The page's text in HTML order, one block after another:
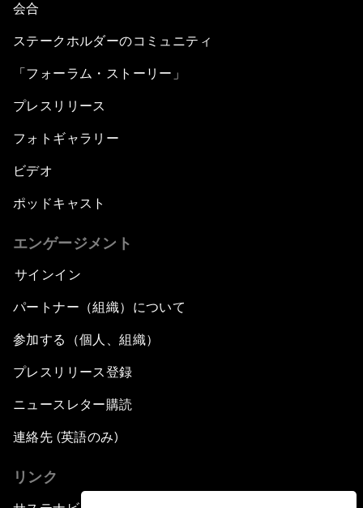
会合
ステークホルダーのコミュニティ
「フォーラム・ストーリー」
プレスリリース
フォトギャラリー
ビデオ
ポッドキャスト
エンゲージメント
サインイン
パートナー（組織）について
参加する（個人、組織）
プレスリリース登録
ニュースレター購読
連絡先 (英語のみ)
リンク